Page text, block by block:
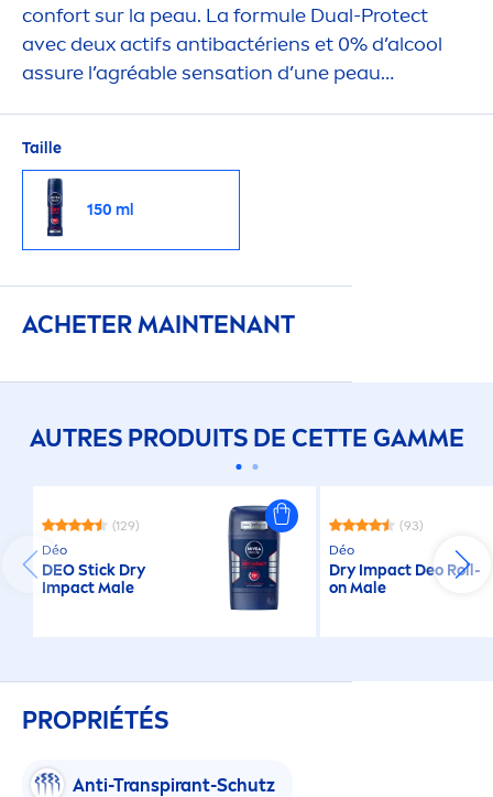
confort sur la peau. La formule Dual-Protect
avec deux actifs antibactériens et 0% d’alcool
assure l’agréablesensation d’une peau
Taille
150 ml
ACHETER MAINTENANT
AUTRES PRODUITS DE CETTE GAMME
(129)
Déo
DEO Stick Dry
Impact Male
(93)
Déo
Dry Impact Deo Roll-
on Male
PROPRIÉTÉS
Anti-Transpirant-Schutz